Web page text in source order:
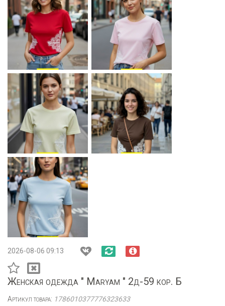
2026-08-06 09:13
Женская одежда " Maryam " 2д-59 кор. Б
Артикул товара: 1786010377776323633